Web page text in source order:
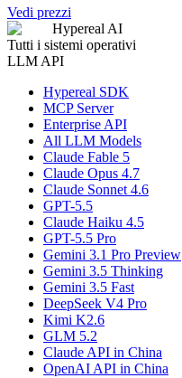
Vedi prezzi
Hypereal AI
Tutti i sistemi operativi
LLM API
Hypereal SDK
MCP Server
Enterprise API
All LLM Models
Claude Fable 5
Claude Opus 4.7
Claude Sonnet 4.6
GPT-5.5
Claude Haiku 4.5
GPT-5.5 Pro
Gemini 3.1 Pro Preview
Gemini 3.5 Thinking
Gemini 3.5 Fast
DeepSeek V4 Pro
Kimi K2.6
GLM 5.2
Claude API in China
OpenAI API in China